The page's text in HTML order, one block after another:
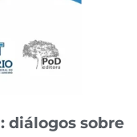
diálogos sobre